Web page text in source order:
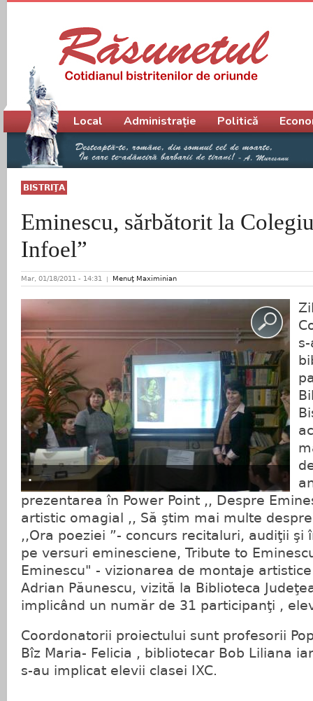
BISTRIŢA
Eminescu, sărbătorit la
Infoel”
Mar, 01/18/2011 - 14:31 Menuţ Maximinian
.
prezentarea în Power Point ,, Despre
artistic omagial ,, Să ştim mai multe
,,Ora poeziei ”- concurs recitaluri, audiţii şi
pe versuri eminesciene, Tribute to
Eminescu" - vizionarea de montaje
Adrian Păunescu, vizită la Biblioteca
implicând un număr de 31 participanţi ,
Coordonatorii proiectului sunt profesorii
Bîz Maria- Felicia , bibliotecar Bob Liliana
s-au implicat elevii clasei IXC.
Meniu principal
Local Administrație Politică